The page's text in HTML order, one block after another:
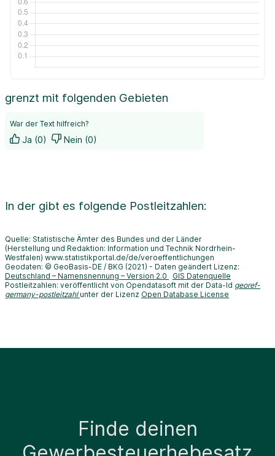
grenzt mit folgenden Gebieten
War der Text hilfreich?
Ja (0) Nein (0)
In der gibt es folgende Postleitzahlen:
Quelle: Statistische Ämter des Bundes und der Länder
(Herstellung und Redaktion: Information und Technik Nordrhein-
Westfalen) www.statistikportal.de/de/veroeffentlichungen
Geodaten: © GeoBasis-DE / BKG (2021) - Daten geändert Lizenz:
Deutschland – Namensnennung – Version 2.0
GIS Datenquelle
Postleitzahlen: veröffentlicht von Opendatasoft mit der Data-Id georef-
germany-postleitzahl unter der Lizenz Open Database License
Finde deinen